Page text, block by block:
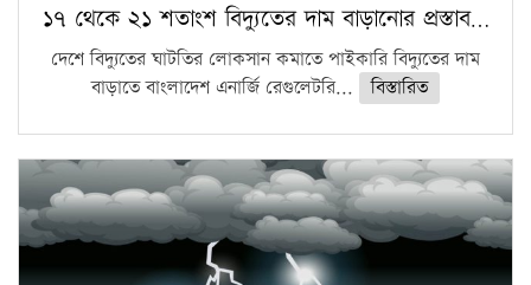
১৭ থেকে ২১ শতাংশ বিদ্যুতের দাম বাড়ানোর প্রস্তাব…
দেশে বিদ্যুতের ঘাটতির লোকসান কমাতে পাইকারি বিদ্যুতের দাম
বাড়াতে বাংলাদেশ এনার্জি রেগুলেটরি...
বিস্তারিত